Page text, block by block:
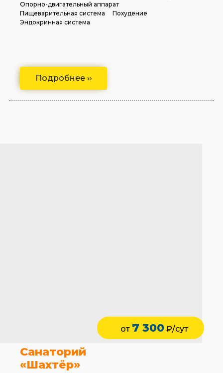
Подробнее ››
Опорно-двигательный аппарат
Пищеварительная система
Похудение
Эндокринная система
Санаторий
«Шахтёр»
от 7 300 ₽/сут